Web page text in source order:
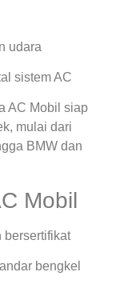
udara
sistem AC
AC Mobil siap
mulai dari
BMW dan
Mobil
bersertifikat
bengkel